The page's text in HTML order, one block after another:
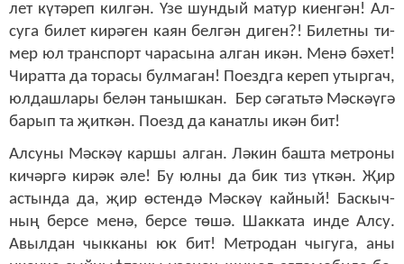
лет кү­тә­реп кил­гән. Үзе шун­дый ма­тур ки­ен­гән! Ал­
су­га би­лет ки­рә­ген ка­ян бел­гән ди­ген?! Би­лет­ны ти­
мер юл транс­порт ча­ра­сы­на ал­ган икән. Ме­нә бә­хет!
Чи­рат­та да то­ра­сы бул­ма­ган! По­езд­га ке­реп утыр­гач,
юл­даш­ла­ры бе­лән та­ныш­кан. Бер сә­гать­тә Мәс­кәү­гә
ба­рып та җит­кән. По­езд да ка­нат­лы икән бит!
Ал­су­ны Мәс­кәү кар­шы ал­ган. Лә­кин баш­та мет­ро­ны
ки­чәр­гә ки­рәк әле! Бу юл­ны да бик тиз үт­кән. Җир
ас­тын­да да, җир өс­тен­дә Мәс­кәү кай­ный! Бас­кыч­
ның бер­се ме­нә, бер­се тө­шә. Шак­ка­та ин­де Ал­су.
Авыл­дан чык­ка­ны юк бит! Мет­ро­дан чы­гу­га, аны